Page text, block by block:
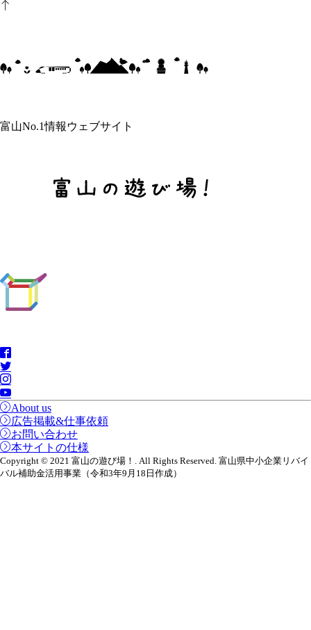
富山No.1情報ウェブサイト
About us
広告掲載&仕事依頼
お問い合わせ
本サイトの仕様
Copyright © 2021 富山の遊び場！. All Rights Reserved. 富山県中小企業リバイ
バル補助金活用事業（令和3年9月18日作成）